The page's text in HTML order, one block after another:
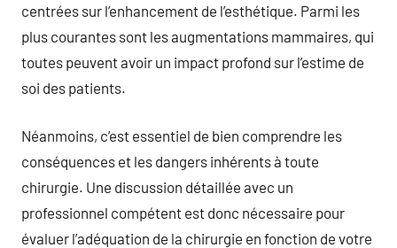
centrées sur l’enhancement de l’esthétique. Parmi les
plus courantes sont les augmentations mammaires, qui
toutes peuvent avoir un impact profond sur l’estime de
soi des patients.
Néanmoins, c’est essentiel de bien comprendre les
conséquences et les dangers inhérents à toute
chirurgie. Une discussion détaillée avec un
professionnel compétent est donc nécessaire pour
évaluer l’adéquation de la chirurgie en fonction de votre